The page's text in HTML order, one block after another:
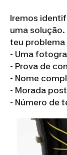
Iremos
uma
teu problema
- Uma
- Prova de
- Nome
- Morada
- Número de